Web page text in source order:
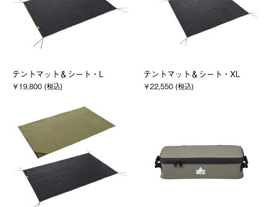
テントマット＆シート・L
￥19,800 (税込)
テントマット＆シート・XL
￥22,550 (税込)